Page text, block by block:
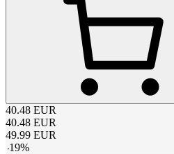
40.48 EUR
40.48 EUR
49.99 EUR
-19%